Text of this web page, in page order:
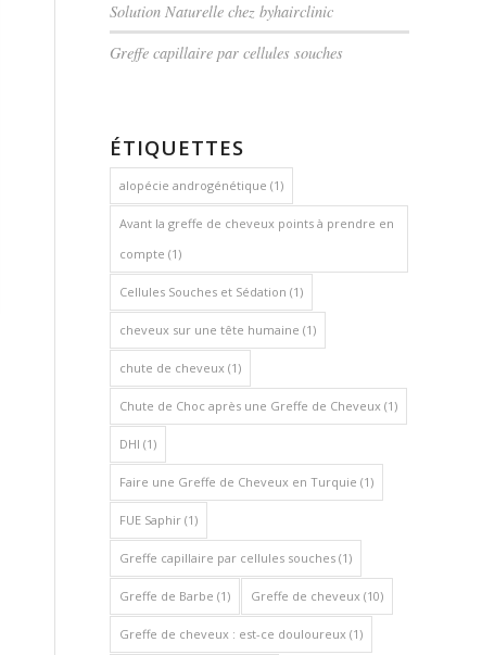
Solution Naturelle chez byhairclinic
Greffe capillaire par cellules souches
ÉTIQUETTES
alopécie androgénétique (1)
Avant la greffe de cheveux points à prendre en
compte (1)
Cellules Souches et Sédation (1)
cheveux sur une tête humaine (1)
chute de cheveux (1)
Chute de Choc après une Greffe de Cheveux (1)
DHI (1)
Faire une Greffe de Cheveux en Turquie (1)
FUE Saphir (1)
Greffe capillaire par cellules souches (1)
Greffe de Barbe (1) Greffe de cheveux (10)
Greffe de cheveux : est-ce douloureux (1)